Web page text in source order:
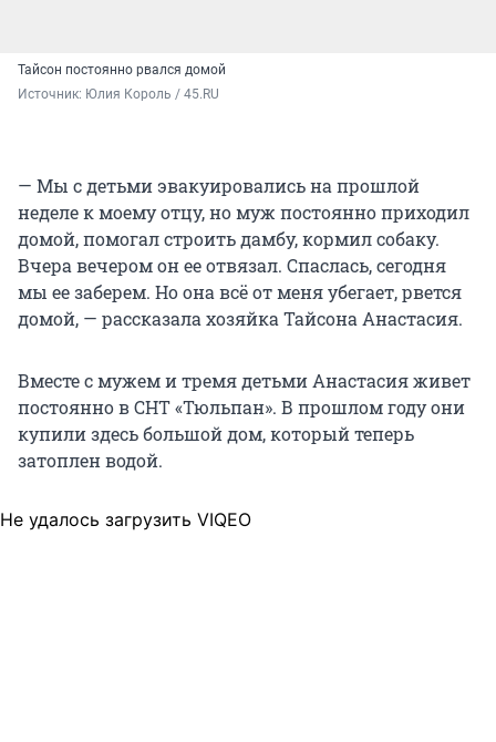
Тайсон постоянно рвался домой
Источник: Юлия Король / 45.RU
— Мы с детьми эвакуировались на прошлой
неделе к моему отцу, но муж постоянно приходил
домой, помогал строить дамбу, кормил собаку.
Вчера вечером он ее отвязал. Спаслась, сегодня
мы ее заберем. Но она всё от меня убегает, рвется
домой, — рассказала хозяйка Тайсона Анастасия.
Вместе с мужем и тремя детьми Анастасия живет
постоянно в СНТ «Тюльпан». В прошлом году они
купили здесь большой дом, который теперь
затоплен водой.
Не удалось загрузить VIQEO